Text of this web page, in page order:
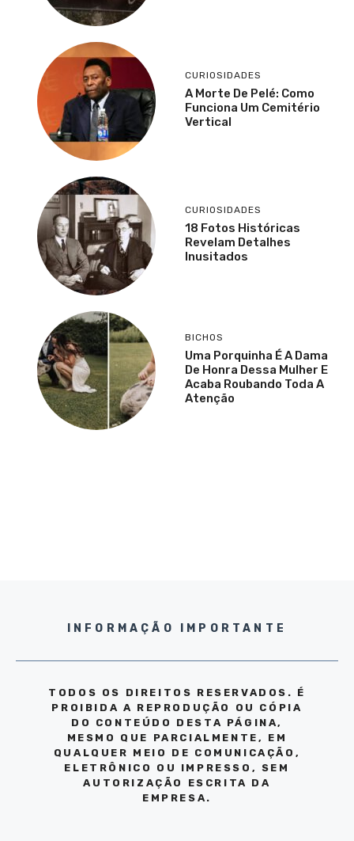
CURIOSIDADES
A Morte De Pelé: Como
Funciona Um Cemitério
Vertical
CURIOSIDADES
18 Fotos Históricas
Revelam Detalhes
Inusitados
BICHOS
Uma Porquinha É A Dama
De Honra Dessa Mulher E
Acaba Roubando Toda A
Atenção
INFORMAÇÃO IMPORTANTE
TODOS OS DIREITOS RESERVADOS. É
PROIBIDA A REPRODUÇÃO OU CÓPIA
DO CONTEÚDO DESTA PÁGINA,
MESMO QUE PARCIALMENTE, EM
QUALQUER MEIO DE COMUNICAÇÃO,
ELETRÔNICO OU IMPRESSO, SEM
AUTORIZAÇÃO ESCRITA DA
EMPRESA.